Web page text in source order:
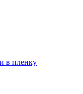
в пленку